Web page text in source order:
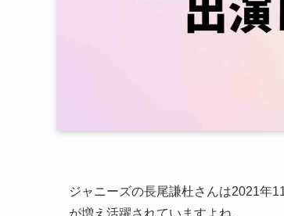
ジャニーズの長尾謙杜さんは2021年
が増え活躍されていますよね。